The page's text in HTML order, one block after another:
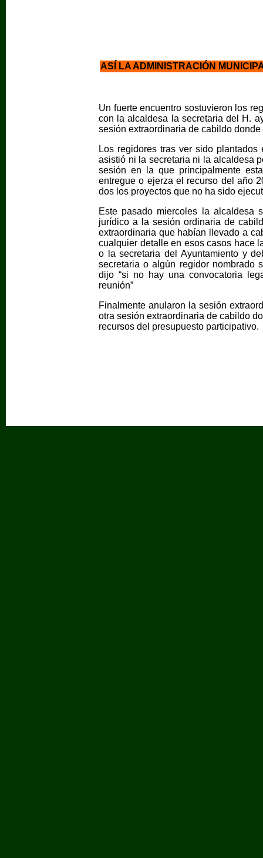
ASÍ LA ADMINISTRACIÓN
Un fuerte encuentro sostuvieron los
con la alcaldesa la secretaria del H.
sesión extraordinaria de cabildo
Los regidores tras ver sido
asistió ni la secretaria ni la alcaldesa
sesión en la que principalmente
entregue o ejerza el recurso del año
dos los proyectos que no ha sido
Este pasado miercoles la alcaldesa
jurídico a la sesión ordinaria de
extraordinaria que habían llevado a
cualquier detalle en esos casos hace
o la secretaria del Ayuntamiento y
secretaria o algún regidor nombrado
dijo “si no hay una convocatoria
reunión”
Finalmente anularon la sesión
otra sesión extraordinaria de cabildo
recursos del presupuesto participativo.